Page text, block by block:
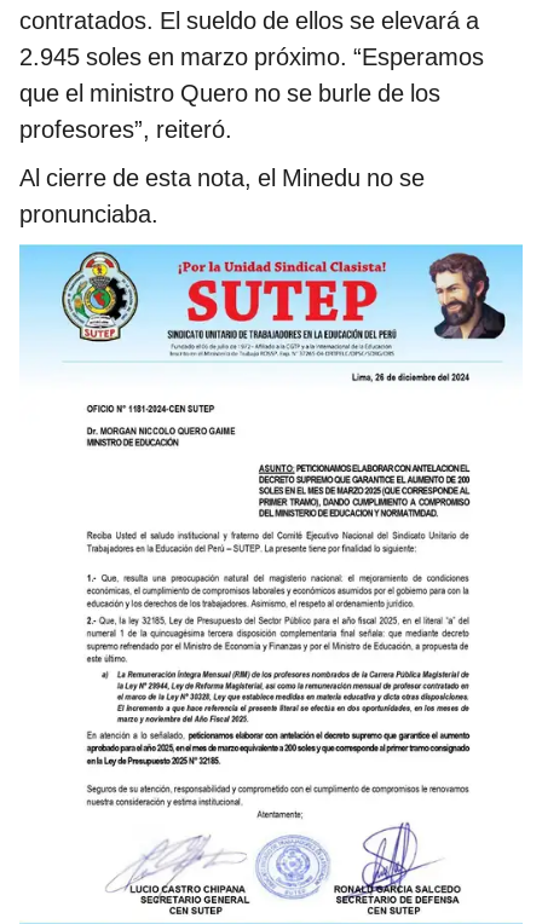
contratados. El sueldo de ellos se elevará a
2.945 soles en marzo próximo. “Esperamos
que el ministro Quero no se burle de los
profesores”, reiteró.
Al cierre de esta nota, el Minedu no se
pronunciaba.